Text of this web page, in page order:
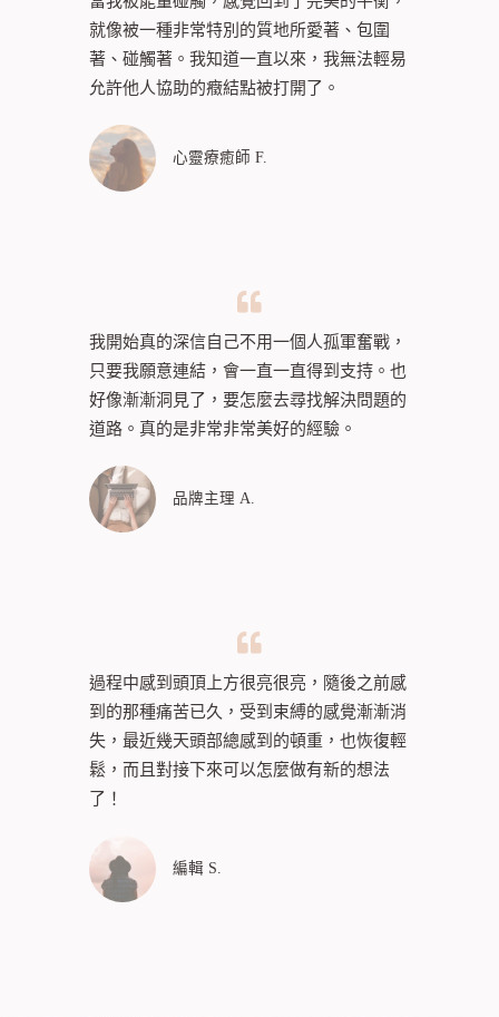
就像被一種非常特別的質地所愛著、包圍
著、碰觸著。我知道一直以來，我無法輕易
允許他人協助的癥結點被打開了。
心靈療癒師 F.
我開始真的深信自己不用一個人孤軍奮戰，
只要我願意連結，會一直一直得到支持。也
好像漸漸洞見了，要怎麼去尋找解決問題的
道路。真的是非常非常美好的經驗。
品牌主理 A.
過程中感到頭頂上方很亮很亮，隨後之前感
到的那種痛苦已久，受到束縛的感覺漸漸消
失，最近幾天頭部總感到的頓重，也恢復輕
鬆，而且對接下來可以怎麼做有新的想法
了！
編輯 S.